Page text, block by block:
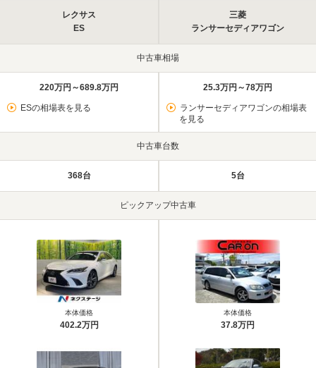
レクサス
ES
三菱
ランサーセディアワゴン
中古車相場
220万円～689.8万円
ESの相場表を見る
25.3万円～78万円
ランサーセディアワゴンの相場表
を見る
中古車台数
368台 5台
ピックアップ中古車
本体価格
402.2万円
本体価格
37.8万円